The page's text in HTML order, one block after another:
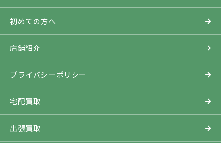
初めての方へ
店舗紹介
プライバシーポリシー
宅配買取
出張買取